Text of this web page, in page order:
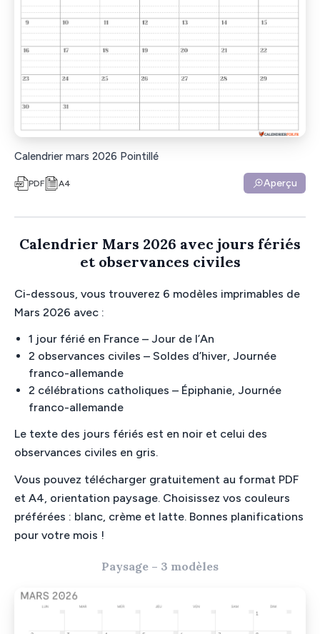
Calendrier mars 2026 Pointillé
PDF A4 Aperçu
Calendrier Mars 2026 avec jours fériés
et observances civiles
Ci-dessous, vous trouverez 6 modèles imprimables de
Mars 2026 avec :
1 jour férié en France – Jour de l’An
2 observances civiles – Soldes d’hiver, Journée
franco-allemande
2 célébrations catholiques – Épiphanie, Journée
franco-allemande
Le texte des jours fériés est en noir et celui des
observances civiles en gris.
Vous pouvez télécharger gratuitement au format PDF
et A4, orientation paysage. Choisissez vos couleurs
préférées : blanc, crème et latte. Bonnes planifications
pour votre mois !
Paysage – 3 modèles